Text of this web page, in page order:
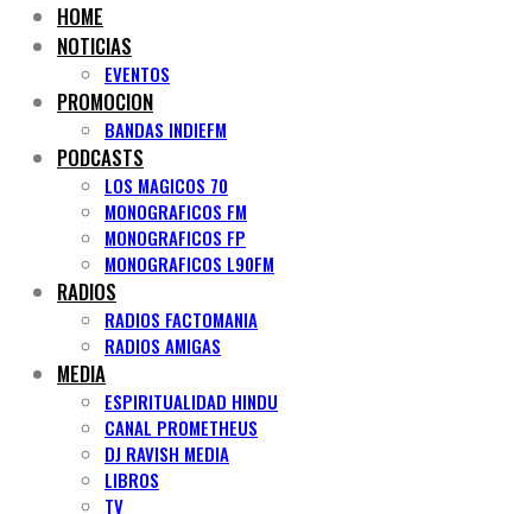
HOME
NOTICIAS
EVENTOS
PROMOCION
BANDAS INDIEFM
PODCASTS
LOS MAGICOS 70
MONOGRAFICOS FM
MONOGRAFICOS FP
MONOGRAFICOS L90FM
RADIOS
RADIOS FACTOMANIA
RADIOS AMIGAS
MEDIA
ESPIRITUALIDAD HINDU
CANAL PROMETHEUS
DJ RAVISH MEDIA
LIBROS
TV